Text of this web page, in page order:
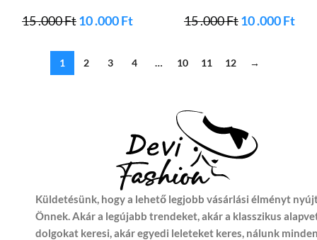
15 .000Ft10 .000Ft 15 .000Ft10 .000Ft
1 2 3 4 … 10 11 12 →
Küldetésünk, hogy a lehető legjobb vásárlási élményt
Önnek. Akár a legújabb trendeket, akár a klasszikus
dolgokat keresi, akár egyedi leleteket keres, nálunk